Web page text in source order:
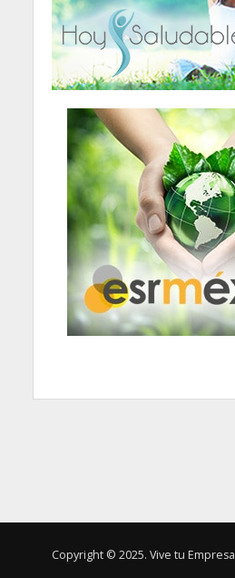
Copyright © 2025. Vive tu Empresa